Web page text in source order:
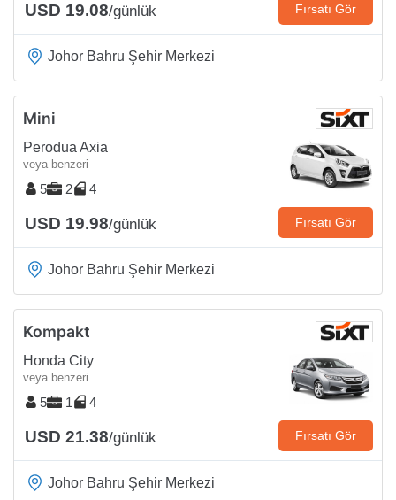
USD 19.08/günlük Fırsatı Gör
Johor Bahru Şehir Merkezi
Mini
Perodua Axia
veya benzeri
5 2 4
USD 19.98/günlük Fırsatı Gör
Johor Bahru Şehir Merkezi
Kompakt
Honda City
veya benzeri
5 1 4
USD 21.38/günlük Fırsatı Gör
Johor Bahru Şehir Merkezi